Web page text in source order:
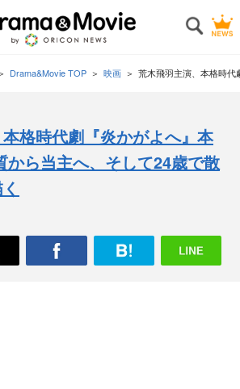
Drama&Movie TOP 映画 荒木飛羽主演、本格時
格時代劇『炎かがよへ』本
から当主へ、そして24歳で散